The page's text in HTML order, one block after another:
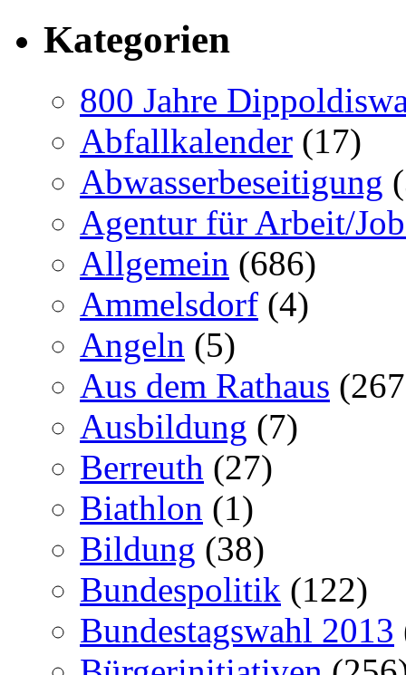
Kategorien
800 Jahre
Abfallkalender (17)
Abwasserbeseitigung
Agentur für Arbeit/
Allgemein (686)
Ammelsdorf (4)
Angeln (5)
Aus dem Rathaus
Ausbildung (7)
Berreuth (27)
Biathlon (1)
Bildung (38)
Bundespolitik (122)
Bundestagswahl 2013